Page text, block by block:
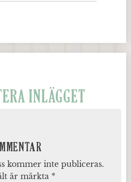
INLÄGGET
kommer inte publiceras.
är märkta *